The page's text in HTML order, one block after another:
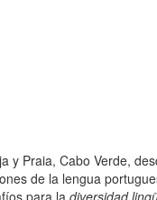
y Praia, Cabo Verde,
de la lengua
para la diversidad